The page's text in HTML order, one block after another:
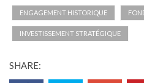
ENGAGEMENT HISTORIQUE
INVESTISSEMENT STRATÉGIQUE
SHARE: